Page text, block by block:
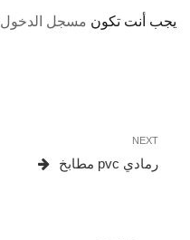
يجب أنت تكون مسجل الدخول
المقالات
Next
Post
NEXT
رمادي pvc مطابخ